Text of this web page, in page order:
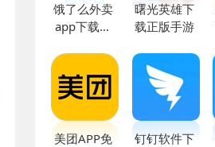
饿了么外卖
app下载官
曙光英雄下
载正版手游
美团APP免
钉钉软件下